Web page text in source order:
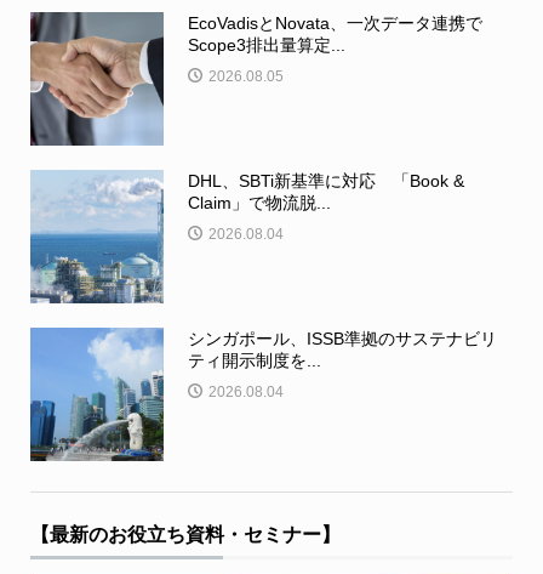
EcoVadisとNovata、一次データ連携で
Scope3排出量算定...
2026.08.05
DHL、SBTi新基準に対応 「Book &
Claim」で物流脱...
2026.08.04
シンガポール、ISSB準拠のサステナビリ
ティ開示制度を...
2026.08.04
【最新のお役立ち資料・セミナー】